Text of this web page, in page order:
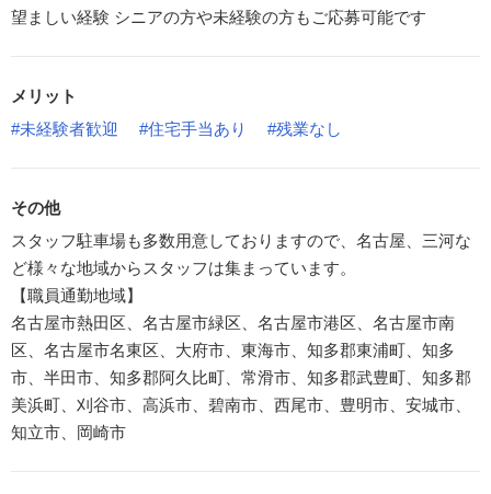
望ましい経験 シニアの方や未経験の方もご応募可能です
メリット
#未経験者歓迎
#住宅手当あり #残業なし
その他
スタッフ駐車場も多数用意しておりますので、名古屋、三河な
ど様々な地域からスタッフは集まっています。
【職員通勤地域】
名古屋市熱田区、名古屋市緑区、名古屋市港区、名古屋市南
区、名古屋市名東区、大府市、東海市、知多郡東浦町、知多
市、半田市、知多郡阿久比町、常滑市、知多郡武豊町、知多郡
美浜町、刈谷市、高浜市、碧南市、西尾市、豊明市、安城市、
知立市、岡崎市